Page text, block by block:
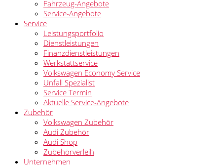
Fahrzeug-Angebote
Service-Angebote
Service
Leistungsportfolio
Dienstleistungen
Finanzdienstleistungen
Werkstattservice
Volkswagen Economy Service
Unfall Spezialist
Service Termin
Aktuelle Service-Angebote
Zubehör
Volkswagen Zubehör
Audi Zubehör
Audi Shop
Zubehörverleih
Unternehmen